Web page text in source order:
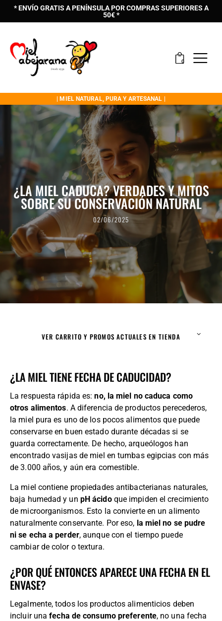
* ENVÍO GRATIS A PENÍNSULA POR COMPRAS SUPERIORES A
50€ *
0
| MIEL NATURAL, PURA Y ARTESANAL |
¿LA MIEL CADUCA? VERDADES Y MITOS
SOBRE SU CONSERVACIÓN NATURAL
02/06/2025
¿LA MIEL TIENE FECHA DE CADUCIDAD?
La respuesta rápida es:no, la miel no caduca como
otros alimentos. A diferencia de productos perecederos,
la miel pura es uno de los pocos alimentos que puede
conservarse en buen estado durante décadas si se
guarda correctamente. De hecho, arqueólogos han
encontrado vasijas de miel en tumbas egipcias con más
de 3.000 años, y aún era comestible.
La miel contiene propiedades antibacterianas naturales,
baja humedad y un pH ácidoque impiden el crecimiento
de microorganismos. Esto la convierte en un alimento
naturalmente conservante. Por eso, la miel no se pudre
ni se echa a perder, aunque con el tiempo puede
cambiar de color o textura.
¿POR QUÉ ENTONCES APARECE UNA FECHA EN EL
ENVASE?
Legalmente, todos los productos alimenticios deben
incluir unafecha de consumo preferente, no una fecha
VER CARRITO Y PROMOS ACTUALES EN TIENDA